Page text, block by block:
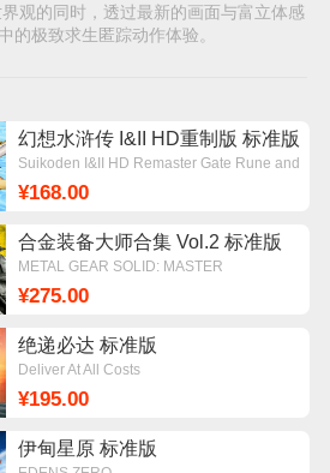
观的同时，透过最新的画面与富立体感
的极致求生匿踪动作体验。
幻想水浒传 I&II HD重制版 标准版
Suikoden I&II HD Remaster Gate Rune and
¥168.00
合金装备大师合集 Vol.2 标准版
METAL GEAR SOLID: MASTER
¥275.00
绝递必达 标准版
Deliver At All Costs
¥195.00
伊甸星原 标准版